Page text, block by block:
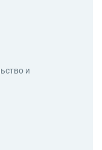
и